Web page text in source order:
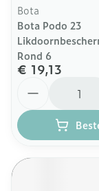
Bota
Bota Podo 23
Rond 6
€ 19,13